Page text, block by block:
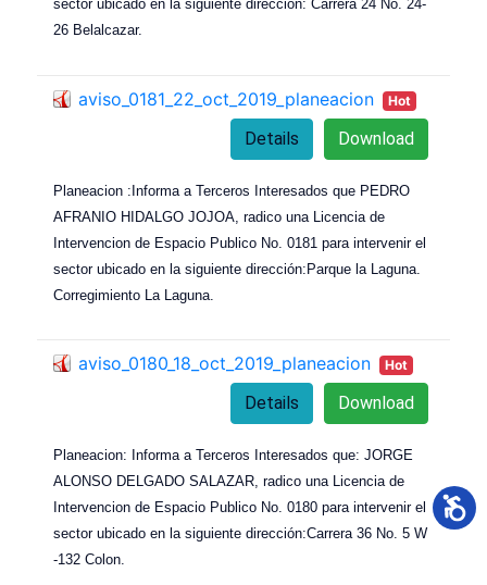
sector ubicado en la siguiente dirección: Carrera 24 No. 24-
26 Belalcazar.
aviso_0181_22_oct_2019_planeacion Hot
Download
Details
Planeacion :Informa a Terceros Interesados que PEDRO
AFRANIO HIDALGO JOJOA, radico una Licencia de
Intervencion de Espacio Publico No. 0181 para intervenir el
sector ubicado en la siguiente dirección:Parque la Laguna.
Corregimiento La Laguna.
aviso_0180_18_oct_2019_planeacion Hot
Download
Details
Planeacion: Informa a Terceros Interesados que: JORGE
ALONSO DELGADO SALAZAR, radico una Licencia de
Intervencion de Espacio Publico No. 0180 para intervenir el
sector ubicado en la siguiente dirección:Carrera 36 No. 5 W
-132 Colon.